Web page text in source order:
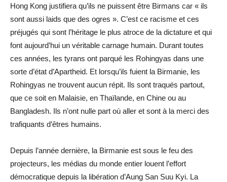
Hong Kong justifiera qu’ils ne puissent être Birmans car « ils
sont aussi laids que des ogres ». C’est ce racisme et ces
préjugés qui sont l’héritage le plus atroce de la dictature et qui
font aujourd’hui un véritable carnage humain. Durant toutes
ces années, les tyrans ont parqué les Rohingyas dans une
sorte d’état d’Apartheid. Et lorsqu’ils fuient la Birmanie, les
Rohingyas ne trouvent aucun répit. Ils sont traqués partout,
que ce soit en Malaisie, en Thaïlande, en Chine ou au
Bangladesh. Ils n’ont nulle part où aller et sont à la merci des
trafiquants d’êtres humains.
Depuis l’année dernière, la Birmanie est sous le feu des
projecteurs, les médias du monde entier louent l’effort
démocratique depuis la libération d’Aung San Suu Kyi. La